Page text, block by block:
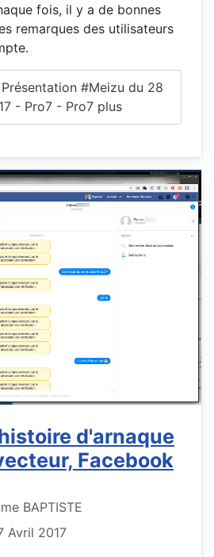
fois, il y a de bonnes
remarques des utilisateurs
#Meizu du 28
- Pro7 - Pro7 plus
d'arnaque
Facebook
BAPTISTE
Avril 2017